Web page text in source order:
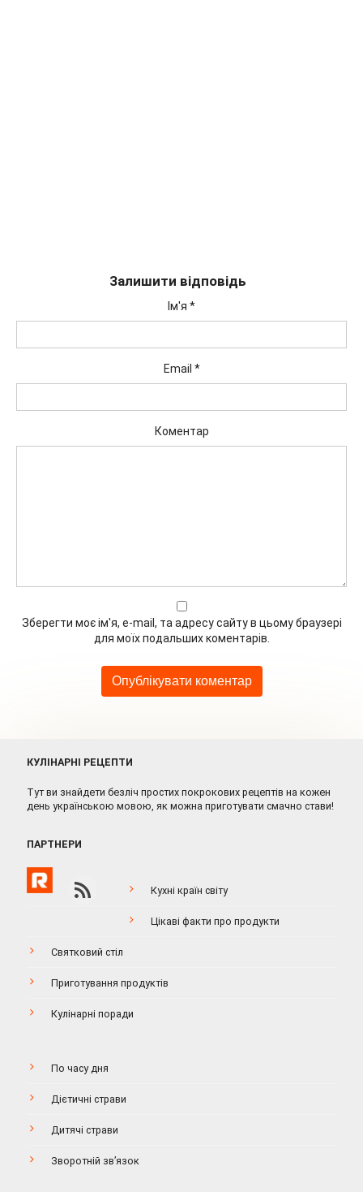
Залишити відповідь
Ім'я *
Email *
Коментар
Зберегти моє ім'я, e-mail, та адресу сайту в цьому браузері
для моїх подальших коментарів.
КУЛІНАРНІ РЕЦЕПТИ
Тут ви знайдети безліч простих покрокових рецептів на кожен
день українською мовою, як можна приготувати смачно стави!
ПАРТНЕРИ
Кухні країн світу
Цікаві факти про продукти
Святковий стіл
Приготування продуктів
Кулінарні поради
По часу дня
Дієтичні страви
Дитячі страви
Зворотній зв’язок